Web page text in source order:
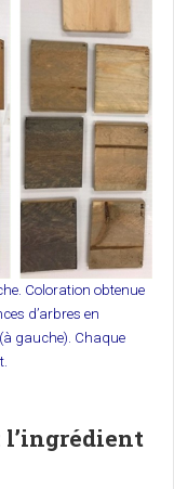
Coloration obtenue
d’arbres en
gauche). Chaque
l’ingrédient